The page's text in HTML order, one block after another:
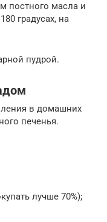
постного масла и
градусах, на
пудрой.
в домашних
печенья.
лучше 70%);